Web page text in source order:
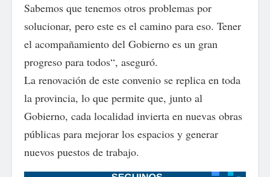
Sabemos que tenemos otros problemas por
solucionar, pero este es el camino para eso. Tener
el acompañamiento del Gobierno es un gran
progreso para todos“, aseguró.
La renovación de este convenio se replica en toda
la provincia, lo que permite que, junto al
Gobierno, cada localidad invierta en nuevas obras
públicas para mejorar los espacios y generar
nuevos puestos de trabajo.